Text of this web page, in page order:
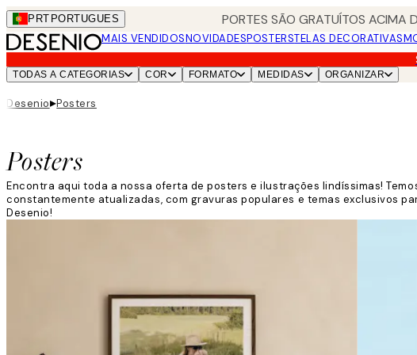
Skip
to
main
content.
PRT PORTUGUES PORTES SÃO GRATUÍTOS ACIMA
MAIS VENDIDOSNOVIDADESPOSTERSTELAS DECORATIVAS
TODAS A CATEGORIAS COR FORMATO MEDIDAS ORGANIZAR
Desenio▸Posters
Posters
Encontra aqui toda a nossa oferta de posters e ilustrações lindíssimas!
constantemente atualizadas, com gravuras populares e temas exclusivos
Desenio!